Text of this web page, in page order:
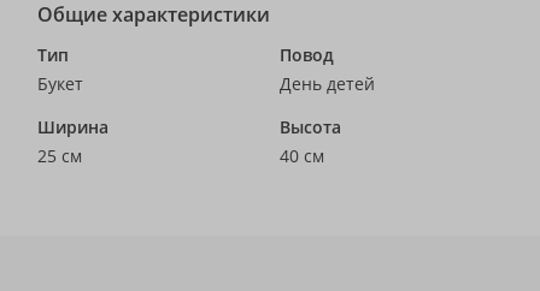
Общие характеристики
Тип
Букет
Повод
День детей
Ширина
25 см
Высота
40 см